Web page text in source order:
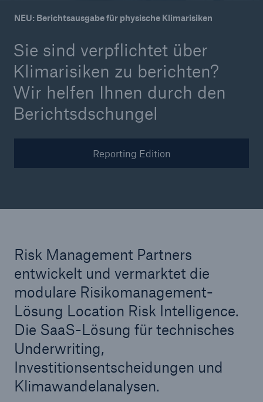
NEU: Berichtsausgabe für physische Klimarisiken
Sie sind verpflichtet über
Klimarisiken zu berichten?
Wir helfen Ihnen durch den
Berichtsdschungel
Reporting Edition
Risk Management Partners
entwickelt und vermarktet die
modulare Risikomanagement-
Lösung Location Risk Intelligence.
Die SaaS-Lösung für technisches
Underwriting,
Investitionsentscheidungen und
Klimawandelanalysen.
Veranstaltungen
The Re:Brief
Login